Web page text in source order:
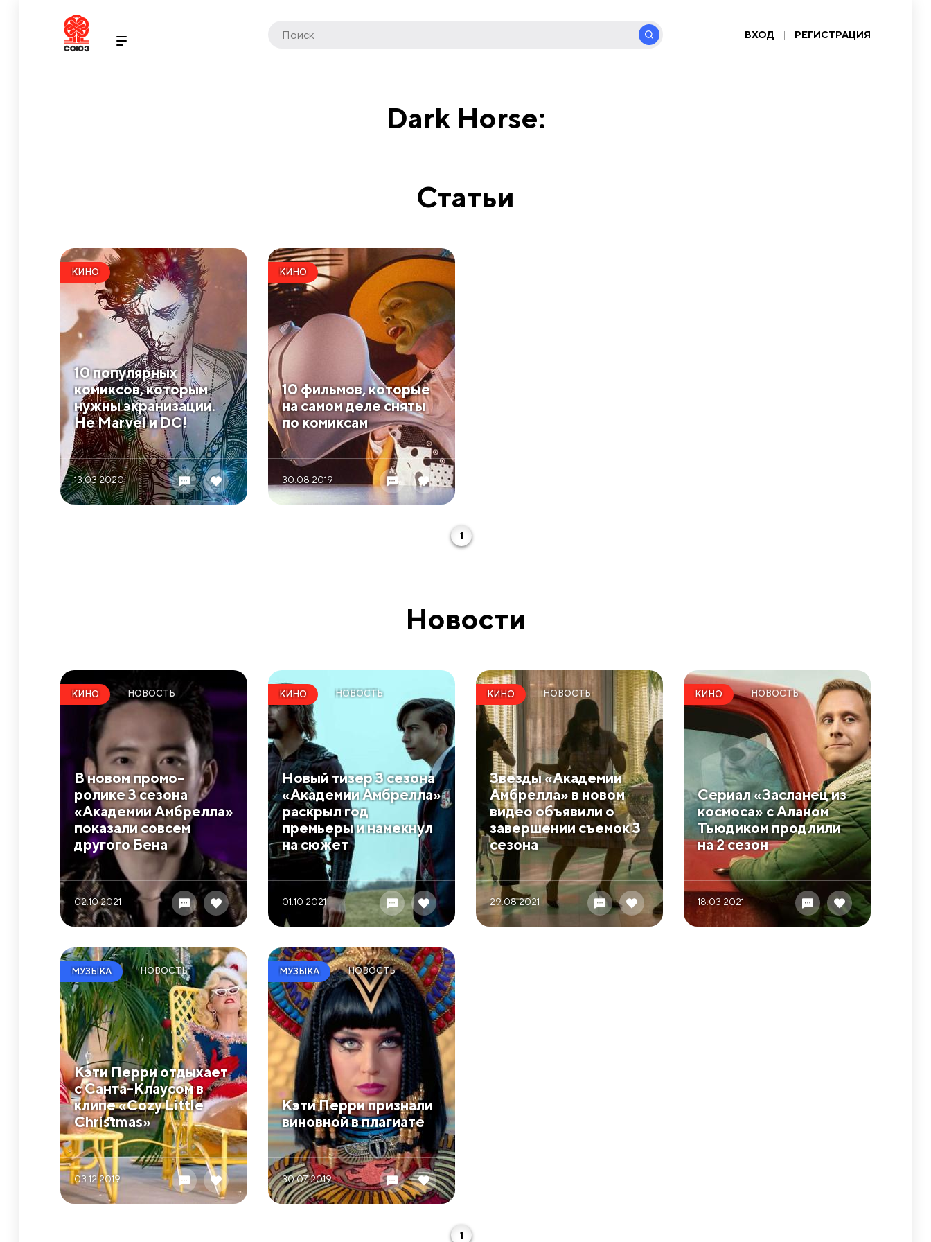
ВХОД | РЕГИСТРАЦИЯ
Dark Horse:
Статьи
КИНО
10 популярных
комиксов, которым
нужны экранизации.
Не Marvel и DC!
13.03 2020
КИНО
10 фильмов, которые
на самом деле сняты
по комиксам
30.08 2019
1
Новости
КИНО НОВОСТЬ
В новом промо-
ролике 3 сезона
«Академии Амбрелла»
показали совсем
другого Бена
02.10 2021
КИНО НОВОСТЬ
Новый тизер 3 сезона
«Академии Амбрелла»
раскрыл год
премьеры и намекнул
на сюжет
01.10 2021
КИНО НОВОСТЬ
Звезды «Академии
Амбрелла» в новом
видео объявили о
завершении съемок 3
сезона
29.08 2021
КИНО НОВОСТЬ
Сериал ​«Засланец из
космоса» с Аланом
Тьюдиком продлили
на 2 сезон
18.03 2021
МУЗЫКА НОВОСТЬ
Кэти Перри отдыхает
с Санта-Клаусом в
клипе «Cozy Little
Christmas»
03.12 2019
МУЗЫКА НОВОСТЬ
Кэти Перри признали
виновной в плагиате
30.07 2019
1